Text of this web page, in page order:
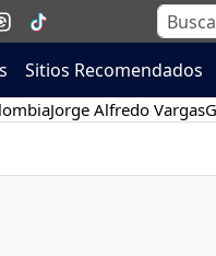
Sitios Recomendados
Jorge Alfredo Vargas